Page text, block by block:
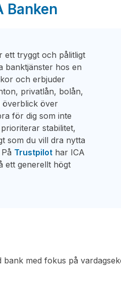
Banken
ett tryggt och pålitligt
banktjänster hos en
och erbjuder
privatlån, bolån,
överblick över
för dig som inte
stabilitet,
som du vill dra nytta
Trustpilot har ICA
ett generellt högt
med fokus på